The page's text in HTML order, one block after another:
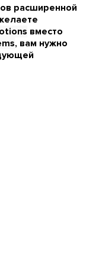
расширенной
вместо
, вам нужно